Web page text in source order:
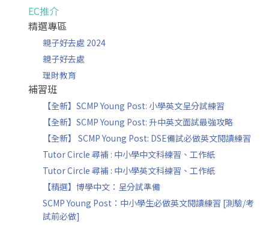
EC推介
精選專區
親子好去處 2024
親子好去處
理財教育
補習班
【全新】SCMP Young Post: 小學英文呈分試練習
【全新】SCMP Young Post: 升中英文面試最強攻略
【全新】 SCMP Young Post: DSE備試必做英文閱讀練習
Tutor Circle 尋補 : 中小學中文科練習、工作紙
Tutor Circle 尋補 : 中小學英文科練習、工作紙
【精選】博學中文：呈分試準備
SCMP Young Post：中小學生必做英文閱讀練習 [測驗/考
試前必做]